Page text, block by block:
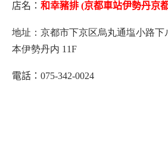
店名： 和幸豬排 (京都車站伊勢丹京
地址：京都市下京区烏丸通塩小路下
本伊勢丹内 11F
電話：075-342-0024